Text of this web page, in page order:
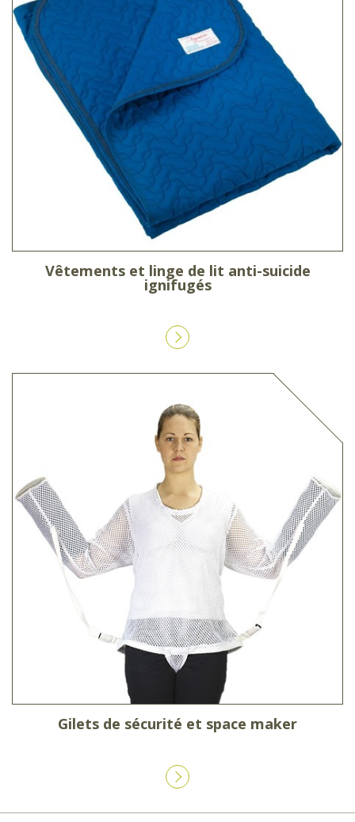
Vêtements et linge de lit anti-suicide
ignifugés
Gilets de sécurité et space maker